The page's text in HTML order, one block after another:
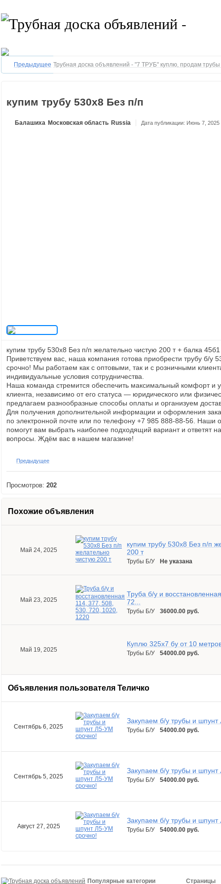
Предыдущее Трубная доска объявлений - "7 ТРУБ" куплю, продам
купим трубу 530x8 Без п/п
Балашиха Московская область Russia Дата публикации: Июнь 7, 2025
купим трубу 530x8 Без п/п желательно чистую 200 т + балка
Приветствуем вас, наша компания готова приобрести трубу б/у
срочно! Мы работаем как с оптовыми, так и с розничными
индивидуальные условия сотрудничества.
Наша команда стремится обеспечить максимальный комфорт и
клиента, независимо от его статуса — юридического или
предлагаем разнообразные способы оплаты и организуем
Для получения дополнительной информации и оформления
по электронной почте или по телефону +7 985 888-88-56. Наши
помогут вам выбрать наиболее подходящий вариант и ответят
вопросы. Ждём вас в нашем магазине!
Предыдущее
Просмотров: 202
Похожие объявления
Май 24, 2025
купим трубу 530x8 Без п/п
200 т
Трубы Б/У Не указана
Май 23, 2025
Труба б/у и
72...
Трубы Б/У 36000.00 руб.
Май 19, 2025
Куплю 325х7 бу от 10
Трубы Б/У 54000.00 руб.
Объявления пользователя Теличко
Сентябрь 6, 2025
Закупаем б/у трубы и
Трубы Б/У 54000.00 руб.
Сентябрь 5, 2025
Закупаем б/у трубы и
Трубы Б/У 54000.00 руб.
Август 27, 2025
Закупаем б/у трубы и
Трубы Б/У 54000.00 руб.
Популярные категории Страницы